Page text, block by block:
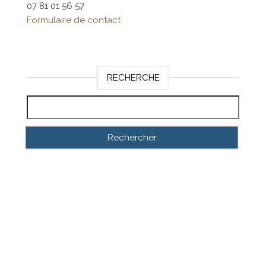
07 81 01 56 57
Formulaire de contact
RECHERCHE